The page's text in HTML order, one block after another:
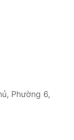
Phường 6,